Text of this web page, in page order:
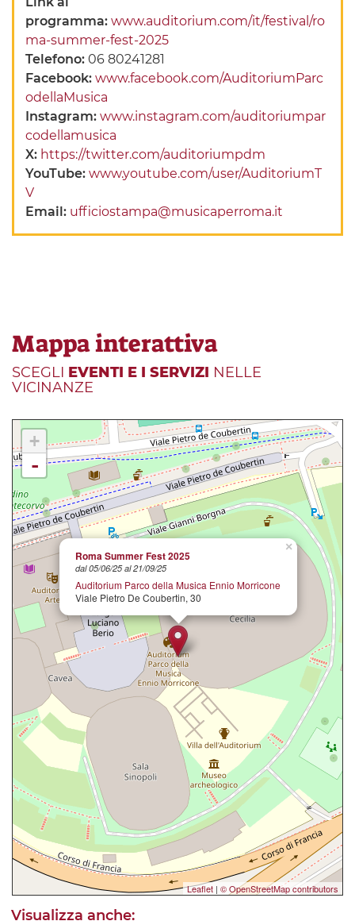
programma:www.auditorium.com/it/festival/ro
ma-summer-fest-2025
Telefono:06 80241281
Facebook:www.facebook.com/AuditoriumParc
odellaMusica
Instagram:www.instagram.com/auditoriumpar
codellamusica
X: https://twitter.com/auditoriumpdm
YouTube:www.youtube.com/user/AuditoriumT
V
Email: ufficiostampa@musicaperroma.it
Mappa interattiva
SCEGLI EVENTI E I SERVIZI NELLE
VICINANZE
×
Roma Summer Fest 2025
dal 05/06/25 al 21/09/25
Auditorium Parco della Musica Ennio Morricone
Viale Pietro De Coubertin, 30
+
-
Leaflet | © OpenStreetMap contributors